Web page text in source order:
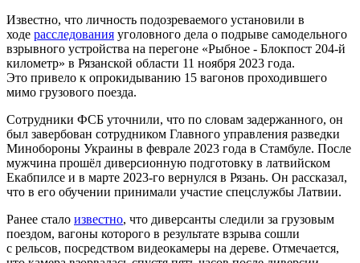
Известно, что личность подозреваемого установили в
ходе расследования уголовного дела о подрыве самодельного
взрывного устройства на перегоне «Рыбное - Блокпост 204-й
километр»‎ в Рязанской области 11 ноября 2023 года.
Это привело к опрокидыванию 15 вагонов проходившего
мимо грузового поезда.
Сотрудники ФСБ уточнили, что по словам задержанного, он
был завербован сотрудником Главного управления разведки
Минобороны Украины в феврале 2023 года в Стамбуле. После
мужчина прошёл диверсионную подготовку в латвийском
Екабпилсе и в марте 2023-го вернулся в Рязань. Он рассказал,
что в его обучении принимали участие спецслужбы Латвии.
Ранее стало известно, что диверсанты следили за грузовым
поездом, вагоны которого в результате взрыва сошли
с рельсов, посредством видеокамеры на дереве. Отмечается,